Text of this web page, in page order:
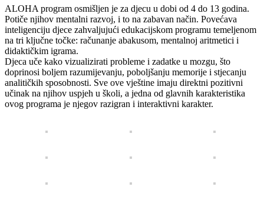
ALOHA program osmišljen je za djecu u dobi od 4 do 13 godina.
Potiče njihov mentalni razvoj, i to na zabavan način. Povećava
inteligenciju djece zahvaljujući edukacijskom programu temeljenom
na tri ključne točke: računanje abakusom, mentalnoj aritmetici i
didaktičkim igrama.
Djeca uče kako vizualizirati probleme i zadatke u mozgu, što
doprinosi boljem razumijevanju, poboljšanju memorije i stjecanju
analitičkih sposobnosti. Sve ove vještine imaju direktni pozitivni
učinak na njihov uspjeh u školi, a jedna od glavnih karakteristika
ovog programa je njegov razigran i interaktivni karakter.